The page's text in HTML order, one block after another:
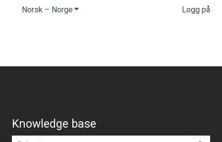
Norsk – Norge Vis undermeny for oversettelserLogg på
Knowledge base